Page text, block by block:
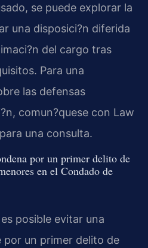
se puede explorar la
una disposici?n diferida
del cargo tras
Para una
las defensas
comun?quese con Law
una consulta.
por un primer delito de
en el Condado de
posible evitar una
un primer delito de